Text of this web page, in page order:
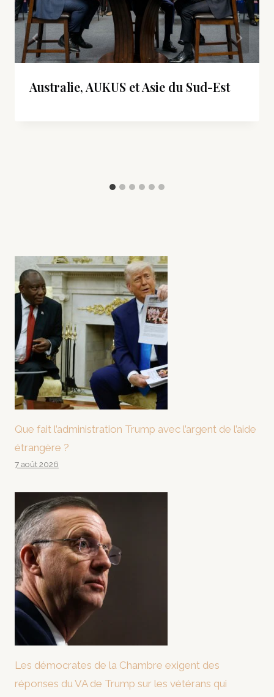
Australie, AUKUS et Asie du Sud-Est
Que fait l’administration Trump avec l’argent de l’aide
étrangère ?
7 août 2026
Les démocrates de la Chambre exigent des
réponses du VA de Trump sur les vétérans qui